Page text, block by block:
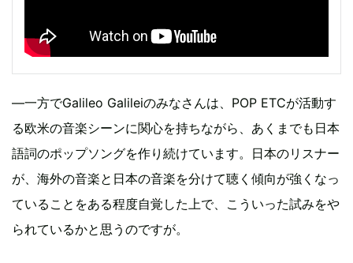
―一方でGalileo Galileiのみなさんは、POP ETCが活動す
る欧米の音楽シーンに関心を持ちながら、あくまでも日本
語詞のポップソングを作り続けています。日本のリスナー
が、海外の音楽と日本の音楽を分けて聴く傾向が強くなっ
ていることをある程度自覚した上で、こういった試みをや
られているかと思うのですが。